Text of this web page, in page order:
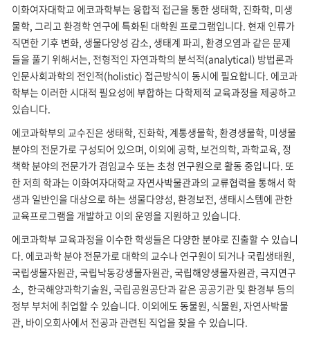
이화여자대학교 에코과학부는 융합적 접근을 통한 생태학, 진화학, 미생
물학, 그리고 환경학 연구에 특화된 대학원 프로그램입니다. 현재 인류가
직면한 기후 변화, 생물다양성 감소, 생태계 파괴, 환경오염과 같은 문제
들을 풀기 위해서는, 전형적인 자연과학의 분석적(analytical) 방법론과
인문사회과학의 전인적(holistic) 접근방식이 동시에 필요합니다. 에코과
학부는 이러한 시대적 필요성에 부합하는 다학제적 교육과정을 제공하고
있습니다.
에코과학부의 교수진은 생태학, 진화학, 계통생물학, 환경생물학, 미생물
분야의 전문가로 구성되어 있으며, 이외에 공학, 보건의학, 과학교육, 정
책학 분야의 전문가가 겸임교수 또는 초청 연구원으로 활동 중입니다. 또
한 저희 학과는 이화여자대학교 자연사박물관과의 교류협력을 통해서 학
생과 일반인을 대상으로 하는 생물다양성, 환경보전, 생태시스템에 관한
교육프로그램을 개발하고 이의 운영을 지원하고 있습니다.
에코과학부 교육과정을 이수한 학생들은 다양한 분야로 진출할 수 있습니
다. 에코과학 분야 전문가로 대학의 교수나 연구원이 되거나 국립생태원,
국립생물자원관, 국립낙동강생물자원관, 국립해양생물자원관, 극지연구
소, 한국해양과학기술원, 국립공원공단과 같은 공공기관 및 환경부 등의
정부 부처에 취업할 수 있습니다. 이외에도 동물원, 식물원, 자연사박물
관, 바이오회사에서 전공과 관련된 직업을 찾을 수 있습니다.